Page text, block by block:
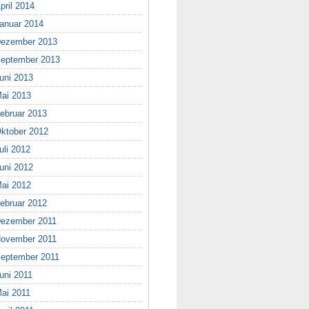
2014
2014
2013
2013
2013
2013
2013
2012
2012
2012
2012
2012
2011
2011
2011
2011
2011